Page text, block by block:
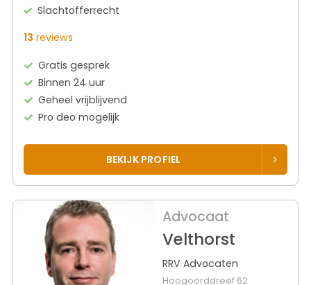
Slachtofferrecht
13 reviews
Gratis gesprek
Binnen 24 uur
Geheel vrijblijvend
Pro deo mogelijk
BEKIJK PROFIEL
Advocaat
Velthorst
RRV Advocaten
Hoogoorddreef 62